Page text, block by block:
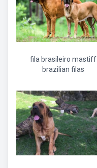
fila brasileiro mastiff
brazilian filas